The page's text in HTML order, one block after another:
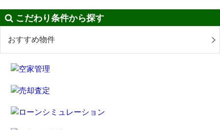
こだわり条件から探す
おすすめ物件